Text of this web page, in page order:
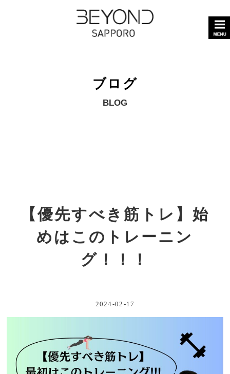
ブログ
BLOG
【優先すべき筋トレ】始
めはこのトレーニン
グ！！！
2024-02-17